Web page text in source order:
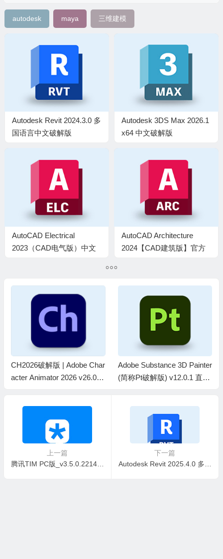
autodesk maya 三维建模
Autodesk Revit 2024.3.0 多
国语言中文破解版
Autodesk 3DS Max 2026.1
x64 中文破解版
AutoCAD Electrical
2023（CAD电气版）中文
AutoCAD Architecture
2024【CAD建筑版】官方
CH2026破解版 | Adobe Char
acter Animator 2026 v26.0.0.
Adobe Substance 3D Painter
(简称Pt破解版) v12.0.1 直装
上一篇
腾讯TIM PC版_v3.5.0.22143 精简绿色纯净版
下一篇
Autodesk Revit 2025.4.0 多语言简体中文破解版